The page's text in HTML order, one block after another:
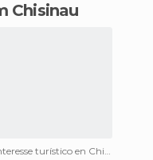
Chisinau
De interesse turístico en Chisinau